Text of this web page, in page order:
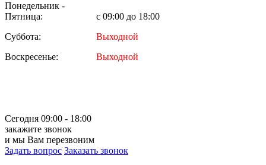
Понедельник -
Пятница:
с 09:00 до 18:00
Суббота:
Выходной
Воскресенье:
Выходной
Сегодня 09:00 - 18:00
закажите звонок
и мы Вам перезвоним
Задать вопрос Заказать звонок